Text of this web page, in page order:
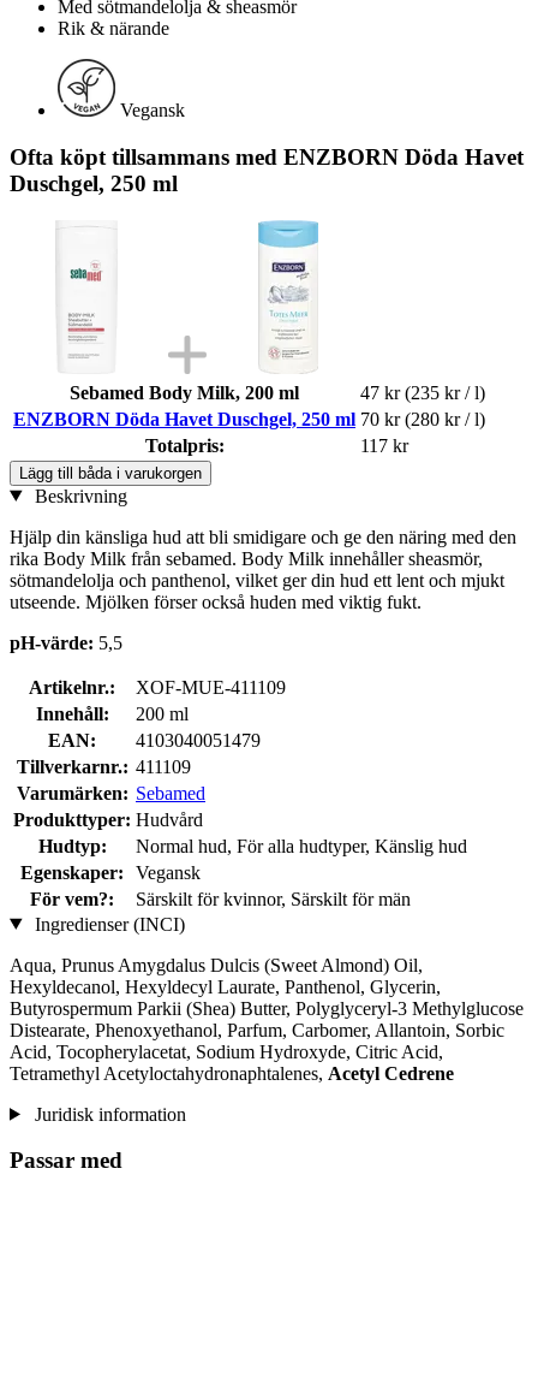
Med sötmandelolja & sheasmör
Rik & närande
Vegansk
Ofta köpt tillsammans med ENZBORN Döda Havet
Duschgel, 250 ml
Sebamed Body Milk, 200 ml 47 kr (235 kr / l)
ENZBORN Döda Havet Duschgel, 250 ml 70 kr (280 kr / l)
Totalpris:
117 kr
Lägg till båda i varukorgen
Beskrivning
Hjälp din känsliga hud att bli smidigare och ge den näring med den
rika Body Milk från sebamed. Body Milk innehåller sheasmör,
sötmandelolja och panthenol, vilket ger din hud ett lent och mjukt
utseende. Mjölken förser också huden med viktig fukt.
pH-värde: 5,5
Artikelnr.:
XOF-MUE-411109
Innehåll:
200 ml
EAN:
4103040051479
Tillverkarnr.: 411109
Varumärken: Sebamed
Produkttyper: Hudvård
Hudtyp:
Normal hud, För alla hudtyper, Känslig hud
Egenskaper:
Vegansk
För vem?:
Särskilt för kvinnor, Särskilt för män
Ingredienser (INCI)
Aqua, Prunus Amygdalus Dulcis (Sweet Almond) Oil,
Hexyldecanol, Hexyldecyl Laurate, Panthenol, Glycerin,
Butyrospermum Parkii (Shea) Butter, Polyglyceryl-3 Methylglucose
Distearate, Phenoxyethanol, Parfum, Carbomer, Allantoin, Sorbic
Acid, Tocopherylacetat, Sodium Hydroxyde, Citric Acid,
Tetramethyl Acetyloctahydronaphtalenes, Acetyl Cedrene
Juridisk information
Passar med